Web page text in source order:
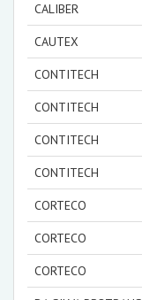
CALIBER
CAUTEX
CONTITECH
CONTITECH
CONTITECH
CONTITECH
CORTECO
CORTECO
CORTECO